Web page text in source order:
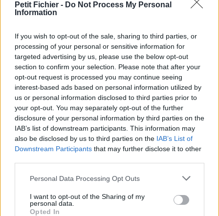
Petit Fichier - Do Not Process My Personal
Information
If you wish to opt-out of the sale, sharing to third parties, or
processing of your personal or sensitive information for
targeted advertising by us, please use the below opt-out
section to confirm your selection. Please note that after your
opt-out request is processed you may continue seeing
interest-based ads based on personal information utilized by
us or personal information disclosed to third parties prior to
your opt-out. You may separately opt-out of the further
disclosure of your personal information by third parties on the
IAB’s list of downstream participants. This information may
also be disclosed by us to third parties on the IAB’s List of
Downstream Participants that may further disclose it to other
Personal Data Processing Opt Outs
I want to opt-out of the Sharing of my
personal data.
Opted In
Statistiques
La présente page de téléchargement a été vue 1293 fois depuis
Page de téléchargement
https://www.petit-fichier.fr/2017/01/11/nouveau-presentation-
opendocument/
Copier
Partager le fichier Nouveau
Présentation
OpenDocument.odp sur le Web
et les réseaux sociaux: